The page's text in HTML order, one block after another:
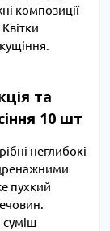
композиції
та
10 шт
неглибокі
пухкий
суміш